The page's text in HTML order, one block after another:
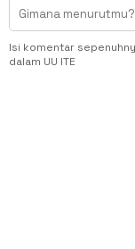
Isi komentar
dalam UU ITE